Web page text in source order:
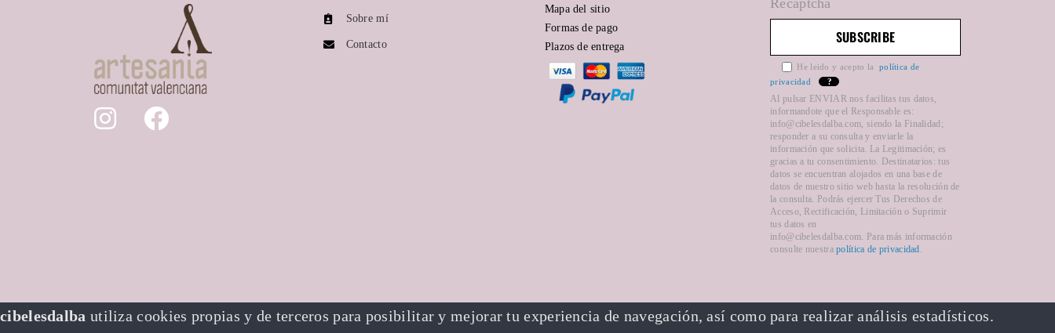
Sobre mí
Contacto
Mapa del sitio
Formas de pago
Plazos de entrega
He leido y acepto la
política de
privacidad
?
Al pulsar ENVIAR nos facilitas tus datos,
informandote que el Responsable es:
info@cibelesdalba.com, siendo la Finalidad;
responder a su consulta y enviarle la
información que solicita. La Legitimación; es
gracias a tu consentimiento. Destinatarios: tus
datos se encuentran alojados en una base de
datos de nuestro sitio web hasta la resolución de
la consulta. Podrás ejercer Tus Derechos de
Acceso, Rectificación, Limitación o Suprimir
tus datos en
info@cibelesdalba.com. Para más información
consulte nuestrapolítica de privacidad.
cibelesdalba utiliza cookies propias y de terceros para posibilitar y mejorar tu experiencia de navegación, así como para realizar análisis estadísticos.